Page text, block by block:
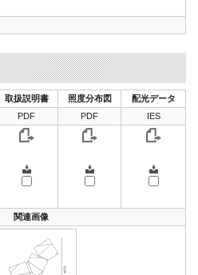
取扱説明書 照度分布図
配光データ
PDF PDF IES
関連画像